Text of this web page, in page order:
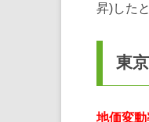
昇)した
東
地価変動